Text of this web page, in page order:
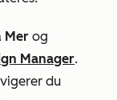
Mer og
Manager.
du